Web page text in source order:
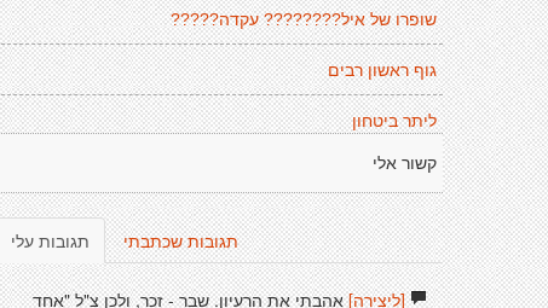
שופרו של איל???????? עקדה?????
גוף ראשון רבים
ליתר ביטחון
קשור אלי
תגובות עלי תגובות שכתבתי
[ליצירה]אהבתי את הרעיון. שבר - זכר, ולכן צ"ל "אחד